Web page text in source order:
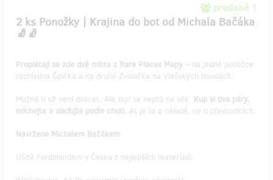
predané 1
2 ks Ponožky | Krajina do bot od Michala Bačáka
🧦🧦
Proplétají se zde dvě místa z Rare Places Mapy – na jedné ponožce
rozhledna Špička a na druhé Zvonička na Vlašských boudách.
Možná ti už není dvacet. Ale styl se neptá na věk. Kup si dva páry,
míchejte a slaďujte podle chuti. Ať je to o náladě, ne o předsudcích.
Navrženo Michalem Bačákem
Ušité Ferdinandem v Česku z nejlepších materiálů: